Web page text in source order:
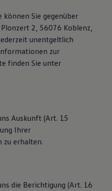
Sie gegenüber
2, 56076 Koblenz,
unentgeltlich
zur
finden Sie unter
Auskunft (Art. 15
Ihrer
zu erhalten.
die Berichtigung (Art. 16